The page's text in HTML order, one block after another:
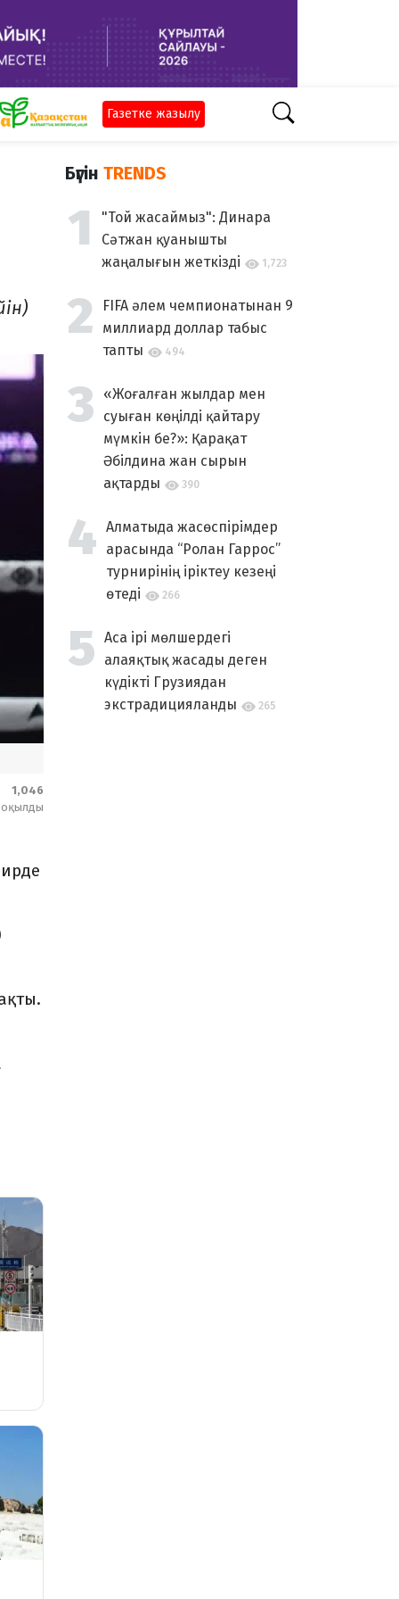
Газетке жазылу
1,046
оқылды
Бүгін TRENDS
"Той жасаймыз": Динара
Сәтжан қуанышты
жаңалығын жеткізді
1,723
FIFA әлем чемпионатынан 9
миллиард доллар табыс
тапты
494
«Жоғалған жылдар мен
суыған көңілді қайтару
мүмкін бе?»: Қарақат
Әбілдина жан сырын
ақтарды
390
Алматыда жасөспірімдер
арасында “Ролан Гаррос”
турнирінің іріктеу кезеңі
өтеді
266
Аса ірі мөлшердегі
алаяқтық жасады деген
күдікті Грузиядан
экстрадицияланды
265